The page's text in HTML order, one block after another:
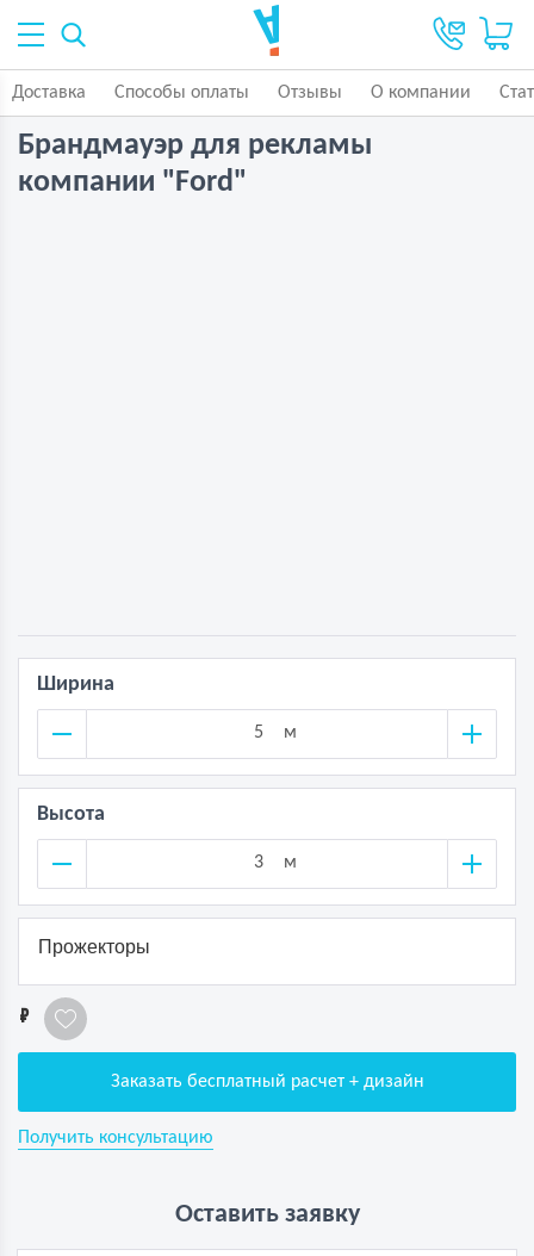
Доставка Способы оплаты Отзывы О компании
Брандмауэр для рекламы
компании "Ford"
Ширина
м
Высота
м
Прожекторы
1
Заказать бесплатный расчет + дизайн
Получить консультацию
Оставить заявку